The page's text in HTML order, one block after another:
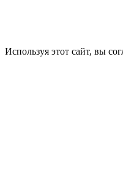
Используя этот сайт, вы